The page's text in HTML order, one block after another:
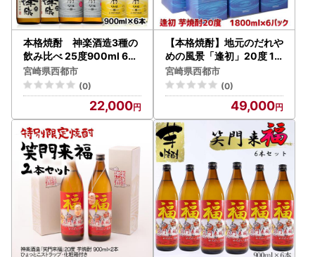
本格焼酎 神楽酒造3種の
飲み比べ 25度900ml 6本
セット＜26-29a＞
宮崎県西都市
(0)
22,000
【本格焼酎】地元のだれや
めの風景「逢初」20度 18
00ml×6本セット＜7-2a
＞芋焼酎 酒 アルコール
宮崎県西都市
(0)
49,000